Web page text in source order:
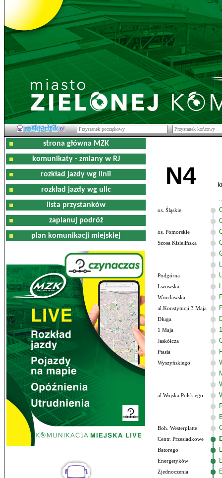
strona główna MZK
komunikaty - zmiany w RJ
rozkład jazdy wg linii
rozkład jazdy wg ulic
lista przystanków
zaplanuj podróż
plan komunikacji miejskiej
N4
os. Śląskie
os. Pomorskie
Szosa Kisielińska
Podgórna
Lwowska
Wrocławska
al.Konstytucji 3 Maja
Długa
1 Maja
Jaskółcza
Ptasia
Wyszyńskiego
al.Wojska Polskiego
Boh. Westerplatte
Centr. Przesiadkowe
Batorego
Energetyków
Zjednoczenia